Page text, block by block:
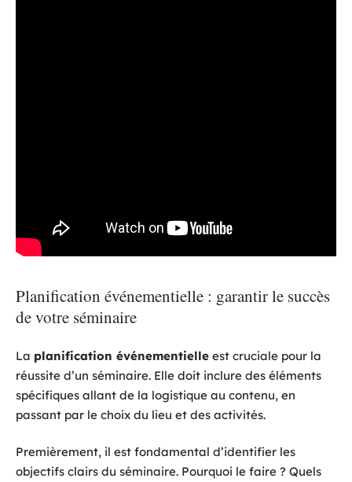
Planification événementielle : garantir le succès
de votre séminaire
La planification événementielle est cruciale pour la
réussite d’un séminaire. Elle doit inclure des éléments
spécifiques allant de la logistique au contenu, en
passant par le choix du lieu et des activités.
Premièrement, il est fondamental d’identifier les
objectifs clairs du séminaire. Pourquoi le faire ? Quels